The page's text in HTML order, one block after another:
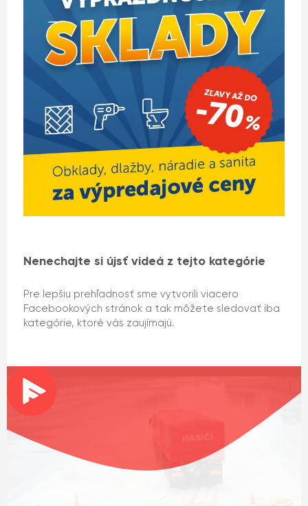
Nenechajte si újsť videá z tejto kategórie
Pre lepšiu prehľadnosť sme vytvorili viacero
Facebookových stránok a tak môžete sledovať iba
kategórie, ktoré vás zaujímajú.